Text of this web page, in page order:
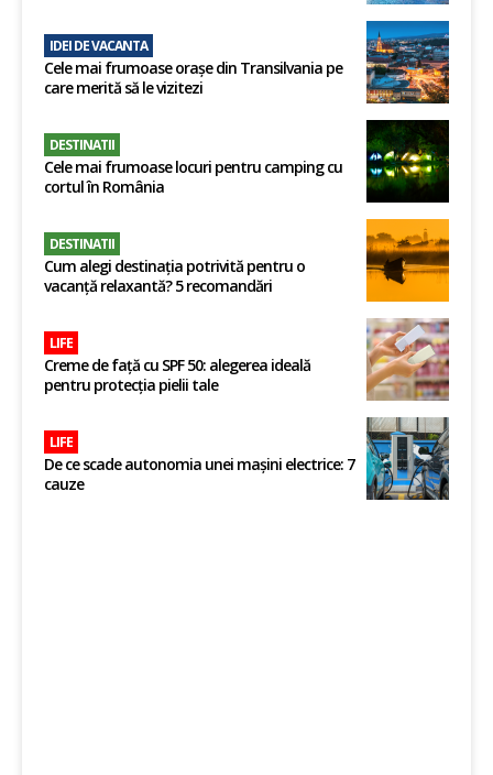
IDEI DE VACANTA
Cele mai frumoase orașe din Transilvania pe
care merită să le vizitezi
DESTINATII
Cele mai frumoase locuri pentru camping cu
cortul în România
DESTINATII
Cum alegi destinația potrivită pentru o
vacanță relaxantă? 5 recomandări
LIFE
Creme de față cu SPF 50: alegerea ideală
pentru protecția pielii tale
LIFE
De ce scade autonomia unei mașini electrice: 7
cauze